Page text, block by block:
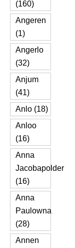
(160)
Angeren
(1)
Angerlo
(32)
Anjum
(41)
Anlo (18)
Anloo
(16)
Anna
Jacobapolder
(16)
Anna
Paulowna
(28)
Annen